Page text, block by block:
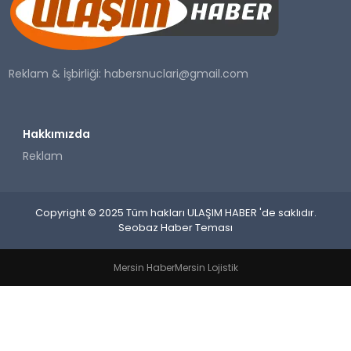
SAĞLIK
YAŞAM
Reklam & İşbirliği:habersnuclari@gmail.com
Hakkımızda
Reklam
Copyright © 2025 Tüm hakları ULAŞIM HABER 'de saklıdır.
Seobaz Haber Teması
Mersin HaberMersin Lojistik